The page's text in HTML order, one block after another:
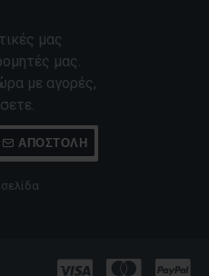
μας
μας.
με αγορές,
ΑΠΟΣΤΟΛΉ